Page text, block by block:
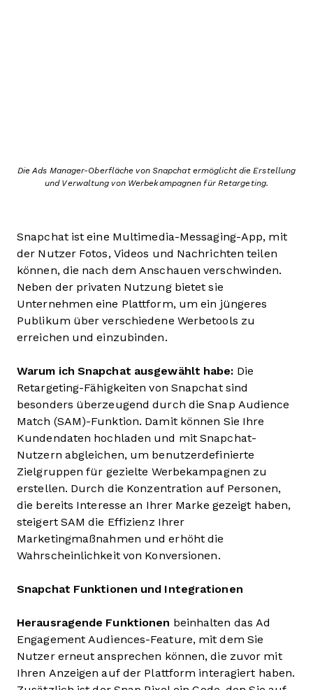
Die Ads Manager-Oberfläche von Snapchat ermöglicht die Erstellung
und Verwaltung von Werbekampagnen für Retargeting.
Snapchat ist eine Multimedia-Messaging-App, mit
der Nutzer Fotos, Videos und Nachrichten teilen
können, die nach dem Anschauen verschwinden.
Neben der privaten Nutzung bietet sie
Unternehmen eine Plattform, um ein jüngeres
Publikum über verschiedene Werbetools zu
erreichen und einzubinden.
Warum ich Snapchat ausgewählt habe: Die
Retargeting-Fähigkeiten von Snapchat sind
besonders überzeugend durch die Snap Audience
Match (SAM)-Funktion. Damit können Sie Ihre
Kundendaten hochladen und mit Snapchat-
Nutzern abgleichen, um benutzerdefinierte
Zielgruppen für gezielte Werbekampagnen zu
erstellen. Durch die Konzentration auf Personen,
die bereits Interesse an Ihrer Marke gezeigt haben,
steigert SAM die Effizienz Ihrer
Marketingmaßnahmen und erhöht die
Wahrscheinlichkeit von Konversionen.
Snapchat Funktionen und Integrationen
Herausragende Funktionen beinhalten das Ad
Engagement Audiences-Feature, mit dem Sie
Nutzer erneut ansprechen können, die zuvor mit
Ihren Anzeigen auf der Plattform interagiert haben.